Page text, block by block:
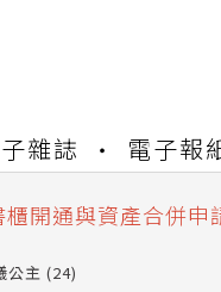
雜誌 電子報
併與書櫃開通申請
櫃開通與資產合併申
併與書櫃開通申請
公主 (24)